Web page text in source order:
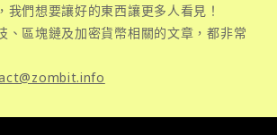
我們想要讓好的東西讓更多人看見！
、區塊鏈及加密貨幣相關的文章，都非常